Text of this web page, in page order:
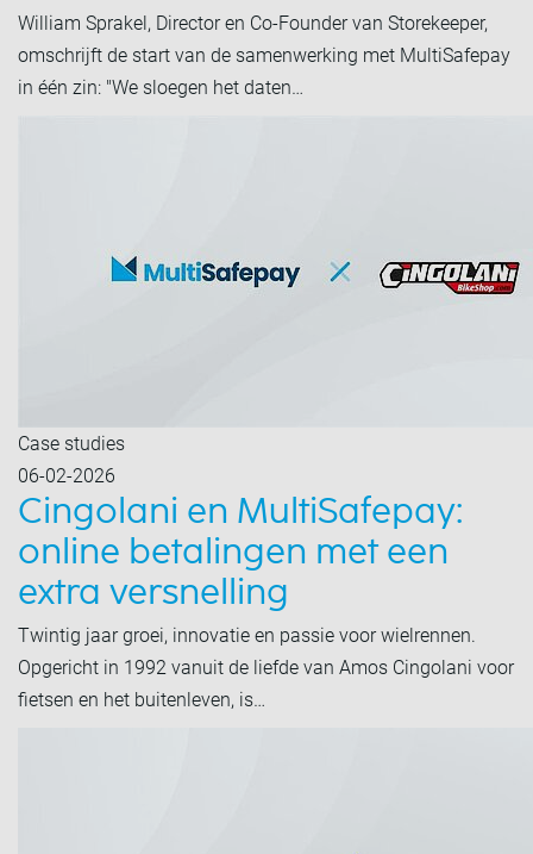
William Sprakel, Director en Co-Founder van Storekeeper,
omschrijft de start van de samenwerking met MultiSafepay
in één zin: "We sloegen het daten…
Case studies
06-02-2026
Cingolani en MultiSafepay:
online betalingen met een
extra versnelling
Twintig jaar groei, innovatie en passie voor wielrennen.
Opgericht in 1992 vanuit de liefde van Amos Cingolani voor
fietsen en het buitenleven, is…